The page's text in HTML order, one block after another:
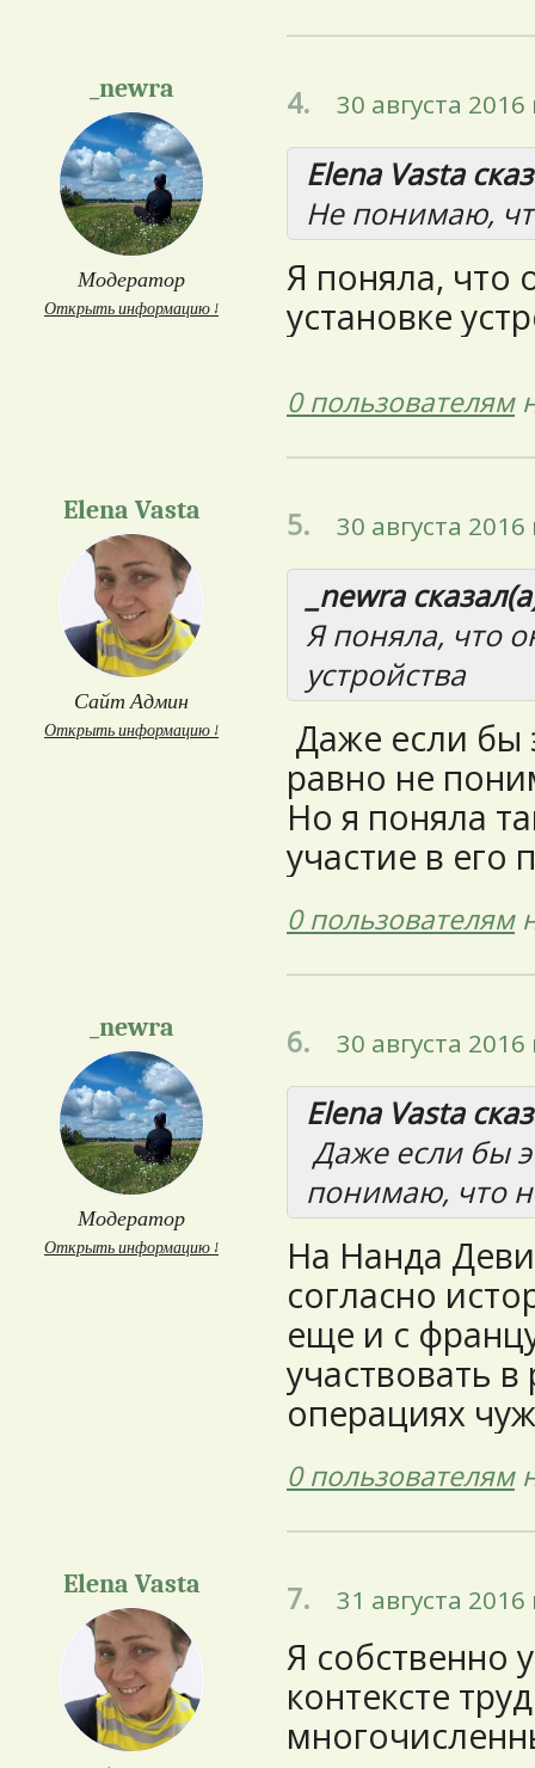
_newra
Модератор
Открыть информацию ↓
4. 30 августа
Elena Vasta
Не понимаю,
Я поняла, что
установке
0 пользователям
Elena Vasta
Сайт Админ
Открыть информацию ↓
5. 30 августа
_newra
Я поняла, что
устройства
Даже если бы
равно не
Но я поняла
участие в его
0 пользователям
_newra
Модератор
Открыть информацию ↓
6. 30 августа
Elena Vasta
Даже если бы
понимаю, что
На Нанда
согласно
еще и с
участвовать
операциях
0 пользователям
Elena Vasta 7. 31 августа
Я собственно
контексте